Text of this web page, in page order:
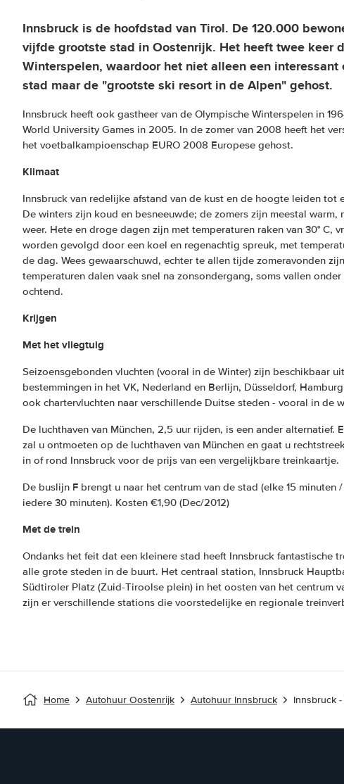
Innsbruck is de hoofdstad van Tirol. De 120.000
vijfde grootste stad in Oostenrijk. Het heeft twee keer
Winterspelen, waardoor het niet alleen een interessant
stad maar de "grootste ski resort in de Alpen" gehost.
Innsbruck heeft ook gastheer van de Olympische Winterspelen in
World University Games in 2005. In de zomer van 2008 heeft het
het voetbalkampioenschap EURO 2008 Europese gehost.
Klimaat
Innsbruck van redelijke afstand van de kust en de hoogte leiden tot
De winters zijn koud en besneeuwde; de zomers zijn meestal warm,
weer. Hete en droge dagen zijn met temperaturen raken van 30° C,
worden gevolgd door een koel en regenachtig spreuk, met
de dag. Wees gewaarschuwd, echter te allen tijde zomeravonden
temperaturen dalen vaak snel na zonsondergang, soms vallen onder
ochtend.
Krijgen
Met het vliegtuig
Seizoensgebonden vluchten (vooral in de Winter) zijn beschikbaar
bestemmingen in het VK, Nederland en Berlijn, Düsseldorf,
ook chartervluchten naar verschillende Duitse steden - vooral in de
De luchthaven van München, 2,5 uur rijden, is een ander alternatief.
zal u ontmoeten op de luchthaven van München en gaat u
in of rond Innsbruck voor de prijs van een vergelijkbare treinkaartje.
De buslijn F brengt u naar het centrum van de stad (elke 15
iedere 30 minuten). Kosten €1,90 (Dec/2012)
Met de trein
Ondanks het feit dat een kleinere stad heeft Innsbruck fantastische
alle grote steden in de buurt. Het centraal station, Innsbruck
Südtiroler Platz (Zuid-Tiroolse plein) in het oosten van het centrum
zijn er verschillende stations die voorstedelijke en regionale
Home Autohuur Oostenrijk Autohuur Innsbruck Innsbruck